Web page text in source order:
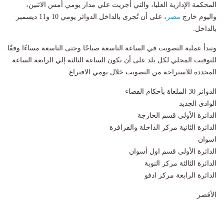
المحكمة الإدارية العليا، والتي أجريت علي مدار يومي أمس الاثنين،
واليوم خارج مصر
، على أن تُجرى بالداخل الدوائر يومي 10 و11 ديسمبر
بالداخل.
وتبدأ عملية التصويت في الساعة التاسعة صباحًا وحتى التاسعة مساءًا وفقًا
للتوقيت المحلي لكل بلد على أن تكون الساعة الثالثة إلي الرابعة الساعة
المحددة للاستراحة من التصويت خلال يومي الاقتراع.
الدوائر 30 الملغاة بأحكام القضاء
الوادى الجديد
الدائرة الأولى قسم الخارجة
الدائرة الثانية مركز الداخلة والفرافرة
اسوان
الدائرة الأولى قسم اول أسوان
الدائرة الثالثة مركز النوبة
الدائرة الرابعة مركز ادفو
الأقصر